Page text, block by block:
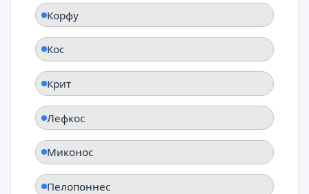
Корфу
Кос
Крит
Лефкос
Миконос
Пелопоннес